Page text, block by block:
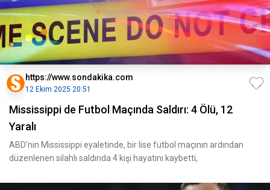
https://www.sondakika.com
12 Ekim 2025 20:51
Mississippi de Futbol Maçında Saldırı: 4 Ölü, 12
Yaralı
ABD'nin Mississippi eyaletinde, bir lise futbol maçının ardından
düzenlenen silahlı saldırıda 4 kişi hayatını kaybetti,